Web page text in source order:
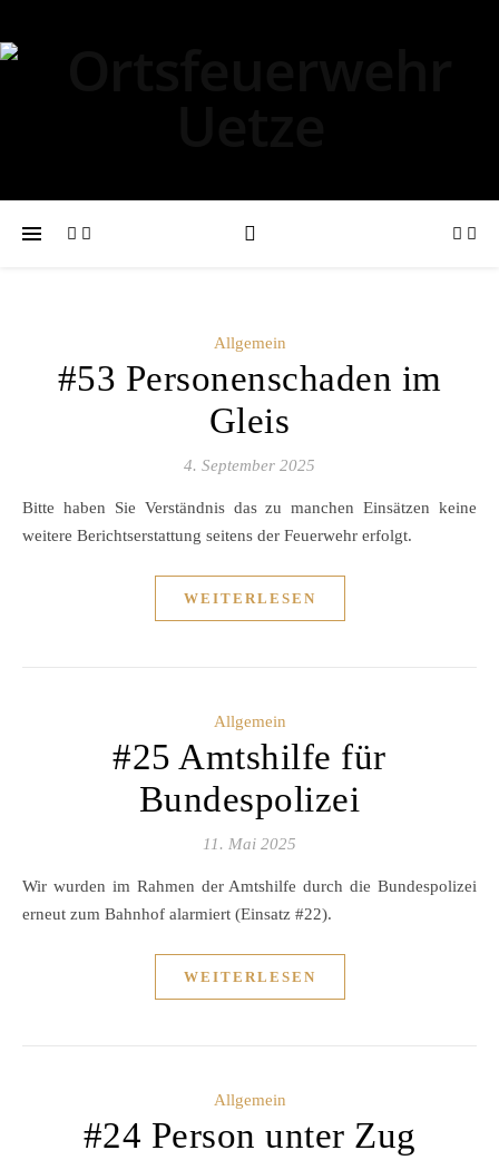
Allgemein
#53 Personenschaden im
Gleis
4. September 2025
Bitte haben Sie Verständnis das zu manchen Einsätzen keine
weitere Berichtserstattung seitens der Feuerwehr erfolgt.
WEITERLESEN
Allgemein
#25 Amtshilfe für
Bundespolizei
11. Mai 2025
Wir wurden im Rahmen der Amtshilfe durch die Bundespolizei
erneut zum Bahnhof alarmiert (Einsatz #22).
WEITERLESEN
Allgemein
#24 Person unter Zug